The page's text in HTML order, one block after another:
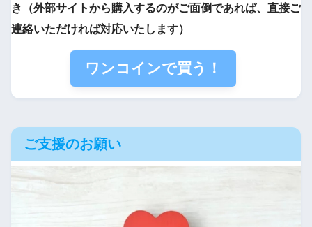
き（外部サイトから購入するのがご面倒であれば、直接ご
連絡いただければ対応いたします）
ワンコインで買う！
ご支援のお願い